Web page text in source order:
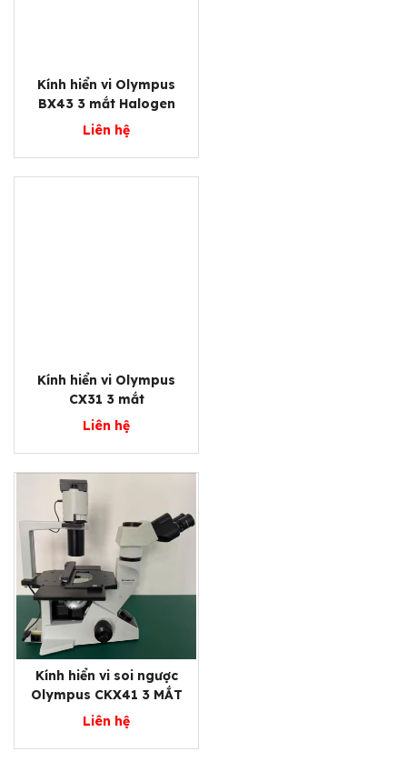
Kính hiển vi Olympus
BX43 3 mắt Halogen
Liên hệ
Kính hiển vi Olympus
CX31 3 mắt
Liên hệ
Kính hiển vi soi ngược
Olympus CKX41 3 MẮT
Liên hệ